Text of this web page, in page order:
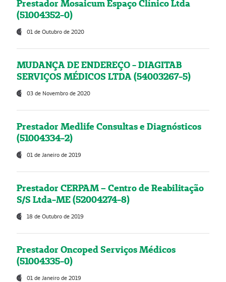
Prestador Mosaicum Espaço Clínico Ltda
(51004352-0)
01 de Outubro de 2020
MUDANÇA DE ENDEREÇO - DIAGITAB
SERVIÇOS MÉDICOS LTDA (54003267-5)
03 de Novembro de 2020
Prestador Medlife Consultas e Diagnósticos
(51004334-2)
01 de Janeiro de 2019
Prestador CERPAM – Centro de Reabilitação
S/S Ltda-ME (52004274-8)
18 de Outubro de 2019
Prestador Oncoped Serviços Médicos
(51004335-0)
01 de Janeiro de 2019